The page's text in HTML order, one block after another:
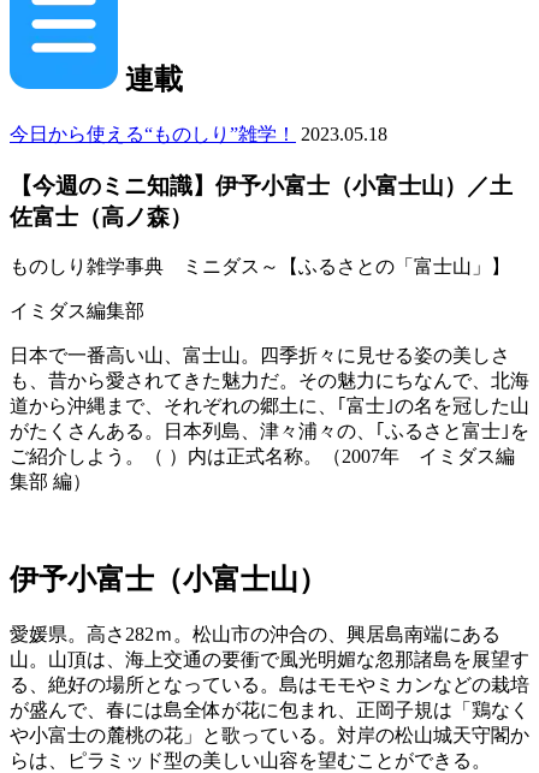
連載
今日から使える“ものしり”雑学！ 2023.05.18
【今週のミニ知識】伊予小富士（小富士山）／土
佐富士（高ノ森）
ものしり雑学事典 ミニダス～【ふるさとの「富士山」】
イミダス編集部
日本で一番高い山、富士山。四季折々に見せる姿の美しさ
も、昔から愛されてきた魅力だ。その魅力にちなんで、北海
道から沖縄まで、それぞれの郷土に、｢富士｣の名を冠した山
がたくさんある。日本列島、津々浦々の、｢ふるさと富士｣を
ご紹介しよう。（ ）内は正式名称。（2007年 イミダス編
集部 編）
伊予小富士（小富士山）
愛媛県。高さ282ｍ。松山市の沖合の、興居島南端にある
山。山頂は、海上交通の要衝で風光明媚な忽那諸島を展望す
る、絶好の場所となっている。島はモモやミカンなどの栽培
が盛んで、春には島全体が花に包まれ、正岡子規は「鶏なく
や小富士の麓桃の花」と歌っている。対岸の松山城天守閣か
らは、ピラミッド型の美しい山容を望むことができる。